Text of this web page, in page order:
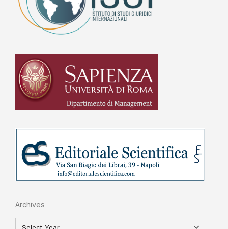
Archives